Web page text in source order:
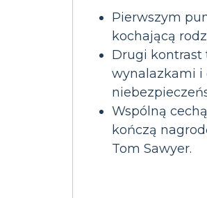
Pierwszym
kochającą
Drugi kontrast
wynalazkami i
Wspólną
kończą
Tom Sawyer.